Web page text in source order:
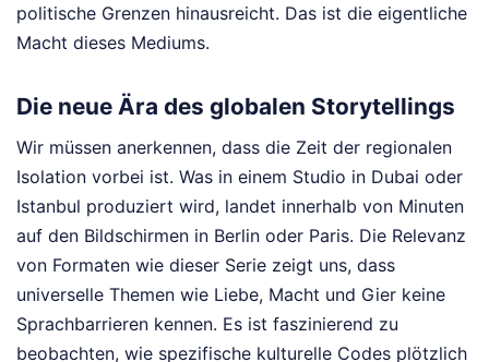
politische Grenzen hinausreicht. Das ist die eigentliche
Macht dieses Mediums.
Die neue Ära des globalen Storytellings
Wir müssen anerkennen, dass die Zeit der regionalen
Isolation vorbei ist. Was in einem Studio in Dubai oder
Istanbul produziert wird, landet innerhalb von Minuten
auf den Bildschirmen in Berlin oder Paris. Die Relevanz
von Formaten wie dieser Serie zeigt uns, dass
universelle Themen wie Liebe, Macht und Gier keine
Sprachbarrieren kennen. Es ist faszinierend zu
beobachten, wie spezifische kulturelle Codes plötzlich